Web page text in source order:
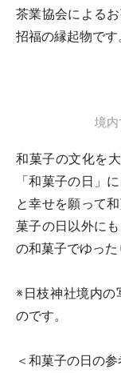
茶業協会による
招福の縁起物です
境内
和菓子の文化を
「和菓子の日」
と幸せを願って
菓子の日以外に
の和菓子でゆった
※日枝神社境内の
のです。
＜和菓子の日の参